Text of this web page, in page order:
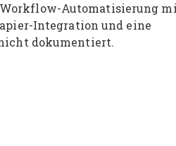
Automatisierung
Integration und eine
dokumentiert.